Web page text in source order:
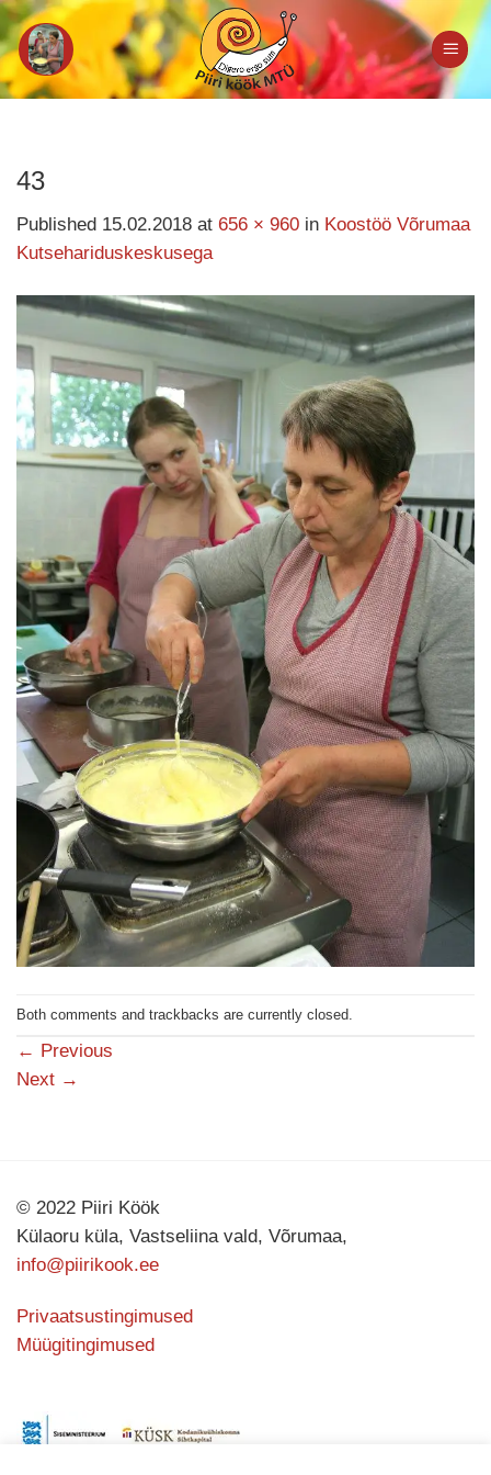
Skip
to
content
43
Published 15.02.2018 at 656 × 960 in Koostöö Võrumaa
Kutsehariduskeskusega
Both comments and trackbacks are currently closed.
← Previous
Next →
© 2022 Piiri Köök
Külaoru küla, Vastseliina vald, Võrumaa,
info@piirikook.ee
Privaatsustingimused
Müügitingimused